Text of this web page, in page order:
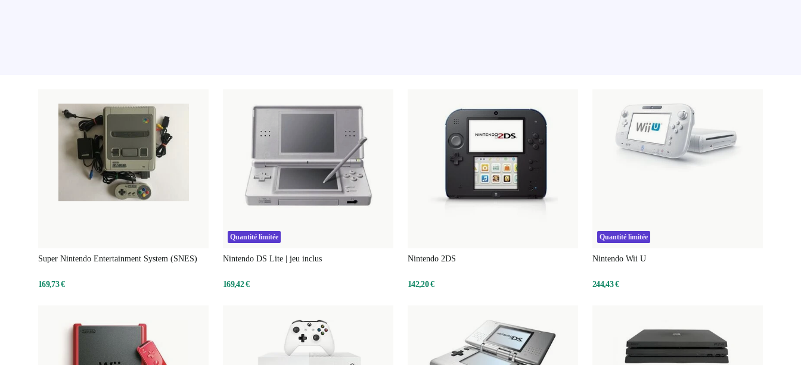
Super Nintendo Entertainment System (SNES)
169,73 €
Quantité limitée
Nintendo DS Lite | jeu inclus
169,42 €
Nintendo 2DS
142,20 €
Quantité limitée
Nintendo Wii U
244,43 €